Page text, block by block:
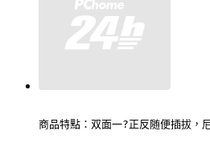
商品特點：双面一?正反随便插拔，